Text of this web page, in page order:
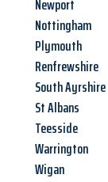
Newport
Nottingham
Plymouth
Renfrewshire
South Ayrshire
St Albans
Teesside
Warrington
Wigan